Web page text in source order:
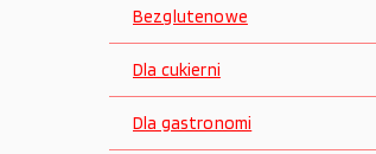
Bezglutenowe
Dla cukierni
Dla gastronomi